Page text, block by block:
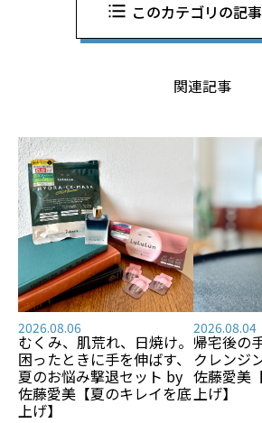
このカテゴリの記
関連記事
2026.08.06
むくみ、肌荒れ、日焼け――。
困ったときに手を伸ばす、
夏のお悩み撃退セット by
佐藤愛美【夏のキレイを底
上げ】
2026.08.04
帰宅後の
クレンジ
佐藤愛美
上げ】